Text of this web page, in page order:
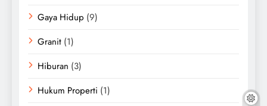
Gaya Hidup (9)
Granit (1)
Hiburan (3)
Hukum Properti (1)